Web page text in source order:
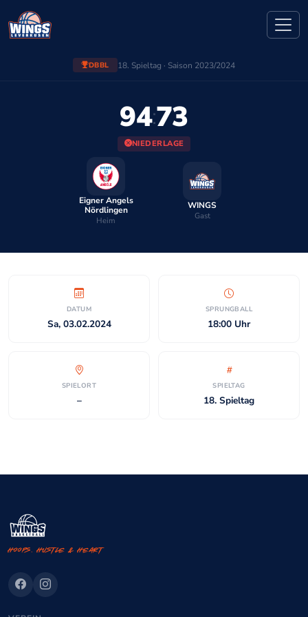
DBBL 18. Spieltag · Saison 2023/2024
Eigner Angels
Nördlingen
Heim
94:73
NIEDERLAGE
WINGS
Gast
DATUM
Sa, 03.02.2024
SPRUNGBALL
18:00 Uhr
SPIELORT
–
SPIELTAG
18. Spieltag
Hoops. Hustle & Heart